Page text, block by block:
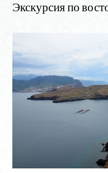
Экскурсияпо